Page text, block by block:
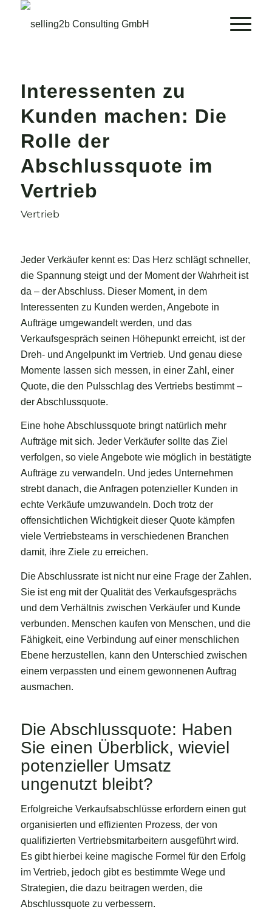
Interessenten zu
Kunden machen: Die
Rolle der
Abschlussquote im
Vertrieb
Vertrieb
Jeder Verkäufer kennt es: Das Herz schlägt schneller,
die Spannung steigt und der Moment der Wahrheit ist
da – der Abschluss. Dieser Moment, in dem
Interessenten zu Kunden werden, Angebote in
Aufträge umgewandelt werden, und das
Verkaufsgespräch seinen Höhepunkt erreicht, ist der
Dreh- und Angelpunkt im Vertrieb. Und genau diese
Momente lassen sich messen, in einer Zahl, einer
Quote, die den Pulsschlag des Vertriebs bestimmt –
der Abschlussquote.
Eine hohe Abschlussquote bringt natürlich mehr
Aufträge mit sich. Jeder Verkäufer sollte das Ziel
verfolgen, so viele Angebote wie möglich in bestätigte
Aufträge zu verwandeln. Und jedes Unternehmen
strebt danach, die Anfragen potenzieller Kunden in
echte Verkäufe umzuwandeln. Doch trotz der
offensichtlichen Wichtigkeit dieser Quote kämpfen
viele Vertriebsteams in verschiedenen Branchen
damit, ihre Ziele zu erreichen.
Die Abschlussrate ist nicht nur eine Frage der Zahlen.
Sie ist eng mit der Qualität des Verkaufsgesprächs
und dem Verhältnis zwischen Verkäufer und Kunde
verbunden. Menschen kaufen von Menschen, und die
Fähigkeit, eine Verbindung auf einer menschlichen
Ebene herzustellen, kann den Unterschied zwischen
einem verpassten und einem gewonnenen Auftrag
ausmachen.
Die Abschlussquote: Haben
Sie einen Überblick, wieviel
potenzieller Umsatz
ungenutzt bleibt?
Erfolgreiche Verkaufsabschlüsse erfordern einen gut
organisierten und effizienten Prozess, der von
qualifizierten Vertriebsmitarbeitern ausgeführt wird.
Es gibt hierbei keine magische Formel für den Erfolg
im Vertrieb, jedoch gibt es bestimmte Wege und
Strategien, die dazu beitragen werden, die
Abschlussquote zu verbessern.